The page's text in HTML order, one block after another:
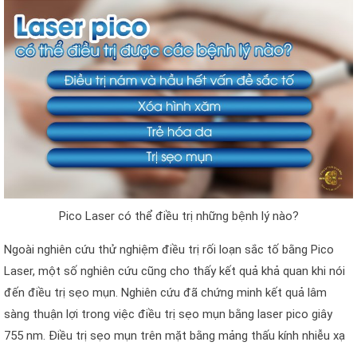
Pico Laser có thể điều trị những bệnh lý nào?
Ngoài nghiên cứu thử nghiệm điều trị rối loạn sắc tố bằng Pico
Laser, một số nghiên cứu cũng cho thấy kết quả khả quan khi nói
đến điều trị sẹo mụn. Nghiên cứu đã chứng minh kết quả lâm
sàng thuận lợi trong việc điều trị sẹo mụn bằng laser pico giây
755 nm. Điều trị sẹo mụn trên mặt bằng mảng thấu kính nhiễu xạ